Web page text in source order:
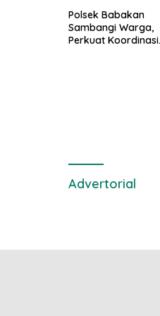
Polsek Babakan
Sambangi Warga,
Perkuat Koordinasi
Advertorial